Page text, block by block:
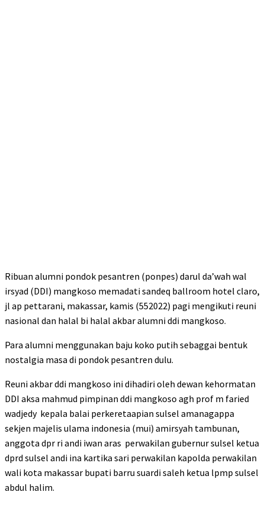
Ribuan alumni pondok pesantren (ponpes) darul da’wah wal
irsyad (DDI) mangkoso memadati sandeq ballroom hotel claro,
jl ap pettarani, makassar, kamis (552022) pagi mengikuti reuni
nasional dan halal bi halal akbar alumni ddi mangkoso.
Para alumni menggunakan baju koko putih sebaggai bentuk
nostalgia masa di pondok pesantren dulu.
Reuni akbar ddi mangkoso ini dihadiri oleh dewan kehormatan
DDI aksa mahmud pimpinan ddi mangkoso agh prof m faried
wadjedy kepala balai perkeretaapian sulsel amanagappa
sekjen majelis ulama indonesia (mui) amirsyah tambunan,
anggota dpr ri andi iwan aras perwakilan gubernur sulsel ketua
dprd sulsel andi ina kartika sari perwakilan kapolda perwakilan
wali kota makassar bupati barru suardi saleh ketua lpmp sulsel
abdul halim.